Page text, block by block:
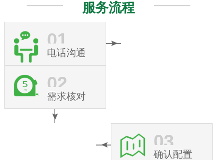
服务流程
01
电话沟通
02
需求核对
03
确认配置